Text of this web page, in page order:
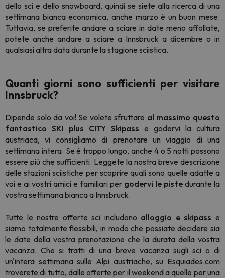
dello sci e dello snowboard, quindi se siete alla ricerca di una
settimana bianca economica, anche marzo è un buon mese.
Tuttavia, se preferite andare a sciare in date meno affollate,
potete anche andare a sciare a Innsbruck a dicembre o in
qualsiasi altra data durante la stagione sciistica.
Quanti giorni sono sufficienti per visitare
Innsbruck?
Dipende solo da voi! Se volete sfruttare al massimo questo
fantastico SKI plus CITY Skipass e godervi la cultura
austriaca, vi consigliamo di prenotare un viaggio di una
settimana intera. Se è troppo lungo, anche 4 o 5 notti possono
essere più che sufficienti. Leggete la nostra breve descrizione
delle stazioni sciistiche per scoprire quali sono quelle adatte a
voi e ai vostri amici e familiari per godervi le pistedurante la
vostra settimana bianca a Innsbruck.
Tutte le nostre offerte sci includono alloggio e skipasse
siamo totalmente flessibili, in modo che possiate decidere sia
le date della vostra prenotazione che la durata della vostra
vacanza. Che si tratti di una breve vacanza sugli sci o di
un'intera settimana sulle Alpi austriache, su Esquiades.com
troverete di tutto, dalle offerte per il weekend a quelle per una